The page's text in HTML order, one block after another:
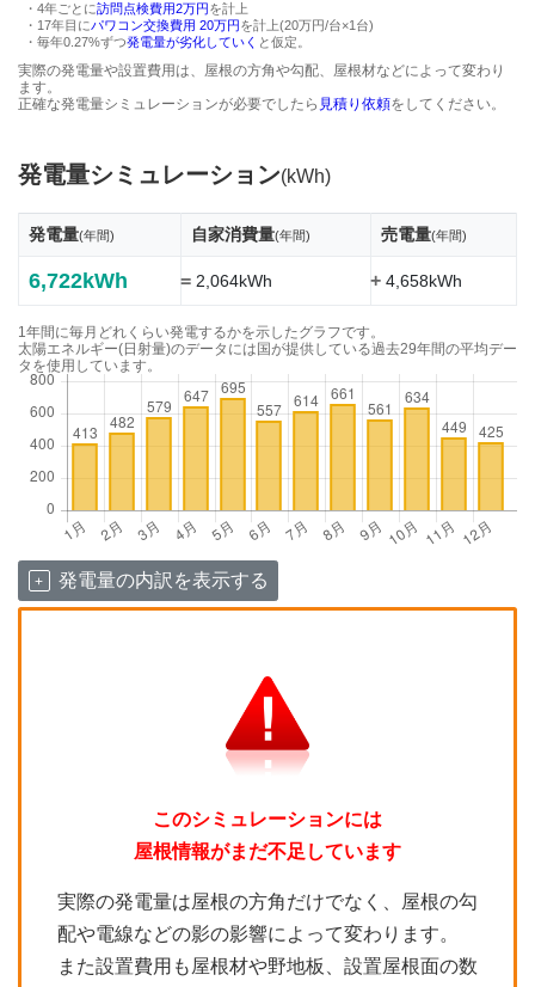
・4年ごとに訪問点検費用2万円を計上
・17年目にパワコン交換費用 20万円を計上(20万円/台×1台)
・毎年0.27%ずつ発電量が劣化していく と仮定。
実際の発電量や設置費用は、屋根の方角や勾配、屋根材などによって変わり
ます。
正確な発電量シミュレーションが必要でしたら 見積り依頼をしてください。
発電量シミュレーション(kWh)
発電量(年間) 自家消費量(年間) 売電量(年間)
6,722kWh =2,064kWh +4,658kWh
1年間に毎月どれくらい発電するかを示したグラフです。
太陽エネルギー(日射量)のデータには国が提供している過去29年間の平均デー
タを使用しています。
発電量の内訳を表示する
このシミュレーションには
屋根情報がまだ不足しています
実際の発電量は屋根の方角だけでなく、屋根の勾
配や電線などの影の影響によって変わります。
また設置費用も屋根材や野地板、設置屋根面の数